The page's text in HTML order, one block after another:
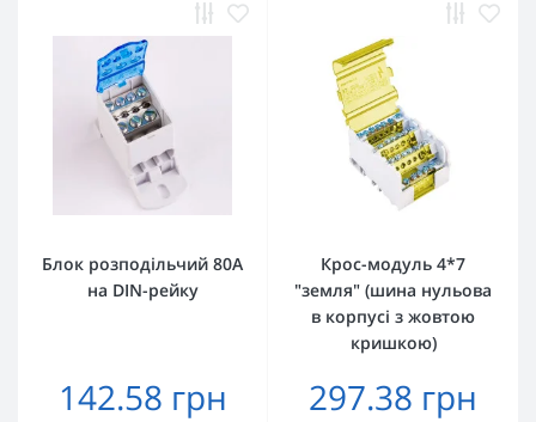
Блок розподільчий 80А
на DIN-рейку
142.58 грн
Крос-модуль 4*7
"земля" (шина нульова
в корпусі з жовтою
кришкою)
297.38 грн